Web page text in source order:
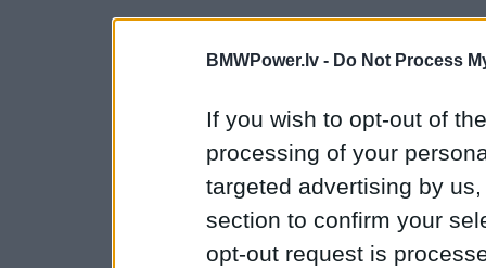
BMWPower.lv - Do Not Process
If you wish to opt-out of
processing of your
targeted advertising by
section to confirm your
opt-out request is